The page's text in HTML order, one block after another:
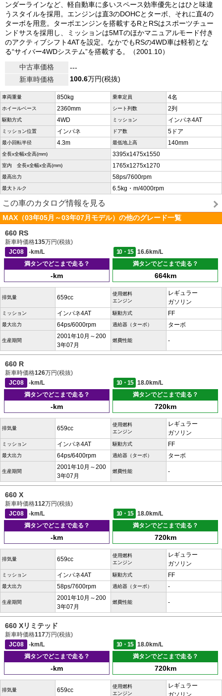
ンダーラインなど、軽自動車に多いスペース効率優先とはひと味違
うスタイルを採用。エンジンは直3のDOHCとターボ、それに直4の
ターボを用意。ターボエンジンを搭載するRとRSはスポーツチュー
ンドサスを採用し、ミッションは5MTのほかマニュアルモード付き
のアクティブシフト4ATを設定。なかでもRSの4WD車は軽初とな
る“サイバー4WDシステム”を搭載する。（2001.10）
中古車価格
---
新車時価格
100.6万円(税抜)
車両重量 850kg 乗車定員 4名
ホイールベース 2360mm シート列数 2列
駆動方式 4WD ミッション インパネ4AT
ミッション位置 インパネ ドア数 5ドア
最小回転半径 4.3m 最低地上高 140mm
全長x全幅x全高(mm) 3395x1475x1550
室内 全長x全幅x全高(mm) 1765x1275x1270
最高出力 58ps/7600rpm
最大トルク 6.5kg・m/4000rpm
この車のカタログ情報を見る
MAX（03年05月～03年07月モデル）の他のグレード一覧
660 RS
新車時価格135万円(税抜)
JC08
-km/L 10・15
16.6km/L
満タンでどこまで走る？
-km
満タンでどこまで走る？
664km
排気量 659cc
使用燃料
エンジン
レギュラー
ガソリン
ミッション インパネ4AT 駆動方式 FF
最大出力 64ps/6000rpm 過給器（ターボ） ターボ
生産期間
2001年10月～200
3年07月
燃費性能 -
660 R
新車時価格126万円(税抜)
JC08
-km/L 10・15
18.0km/L
満タンでどこまで走る？
-km
満タンでどこまで走る？
720km
排気量 659cc
使用燃料
エンジン
レギュラー
ガソリン
ミッション インパネ4AT 駆動方式 FF
最大出力 64ps/6400rpm 過給器（ターボ） ターボ
生産期間
2001年10月～200
3年07月
燃費性能 -
660 X
新車時価格112万円(税抜)
JC08
-km/L 10・15
18.0km/L
満タンでどこまで走る？
-km
満タンでどこまで走る？
720km
排気量 659cc
使用燃料
エンジン
レギュラー
ガソリン
ミッション インパネ4AT 駆動方式 FF
最大出力 58ps/7600rpm 過給器（ターボ） -
生産期間
2001年10月～200
3年07月
燃費性能 -
660 Xリミテッド
新車時価格117万円(税抜)
JC08
-km/L 10・15
18.0km/L
満タンでどこまで走る？
-km
満タンでどこまで走る？
720km
排気量 659cc
使用燃料
エンジン
レギュラー